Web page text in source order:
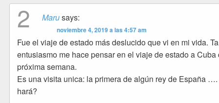
2 Marusays:
noviembre 4, 2019 a las 4:57 am
Fue el viaje de estado más deslucido que vi en mi vida.
entusiasmo me hace pensar en el viaje de estado a Cuba
próxima semana.
Es una visita unica: la primera de algún rey de España
hará?